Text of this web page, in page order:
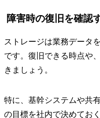
障害時の復旧を確認
ストレージは業務データ
です。復旧できる時点や
きましょう。
特に、基幹システムや共
の目標を社内で決めてお